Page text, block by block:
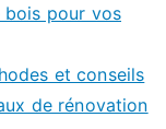
bois pour vos
et conseils
de rénovation